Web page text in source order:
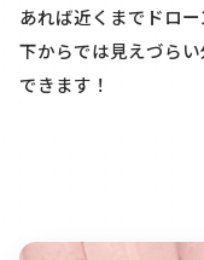
あれば近くまでドロー
下からでは見えづら
できます！